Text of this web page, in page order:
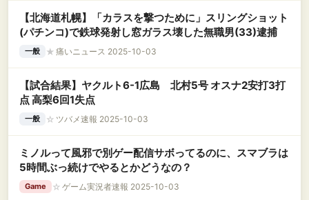
【北海道札幌】「カラスを撃つために」スリングショット
(パチンコ)で鉄球発射し窓ガラス壊した無職男(33)逮捕
一般 ★ 痛いニュース 2025-10-03
【試合結果】ヤクルト6-1広島 北村5号 オスナ2安打3打
点 高梨6回1失点
一般 ☆ ツバメ速報 2025-10-03
ミノルって風邪で別ゲー配信サボってるのに、スマブラは
5時間ぶっ続けでやるとかどうなの？
Game ☆ ゲーム実況者速報 2025-10-03